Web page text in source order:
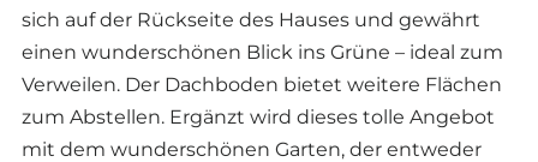
sich auf der Rückseite des Hauses und gewährt
einen wunderschönen Blick ins Grüne – ideal zum
Verweilen. Der Dachboden bietet weitere Flächen
zum Abstellen. Ergänzt wird dieses tolle Angebot
mit dem wunderschönen Garten, der entweder